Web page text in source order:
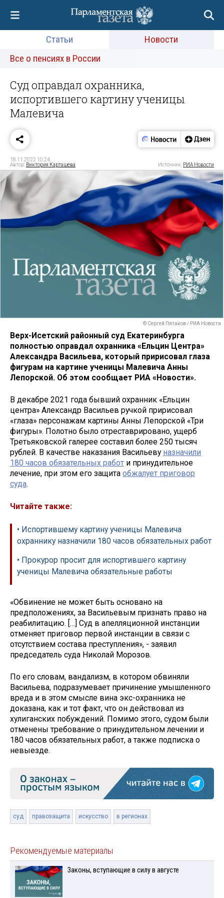
Статьи
Новости
Все о пенсиях в России
Суд оправдал охранника,
испортившего картину ученицы
Малевича
18.11.2022 10:24
Автор: Виктория Карташева Источник: РИА Новости
© Сергей Пятаков / РИА Новости
Верх-Исетский районный суд Екатеринбурга
полностью оправдал охранника «Ельцин Центра»
Александра Васильева, который пририсовал глаза
фигурам на картине ученицы Малевича Анны
Лепорской. Об этом сообщает РИА «Новости».
В декабре 2021 года бывший охранник «Ельцин
центра» Александр Васильев ручкой пририсовал
«глаза» персонажам картины Анны Лепорской «Три
фигуры». Полотно было отреставрировано, ущерб
Третьяковской галерее составил более 250 тысяч
рублей. В качестве наказания Васильеву назначили
180 часов обязательных работ и принудительное
лечение, при этом его защита обжалует приговор
суда.
Читайте также:
• Испортившему картину ученицы Малевича
охраннику назначили 180 часов обязательных работ
• Прокурор просит для испортившего картину
ученицы Малевича обязательные работы
«Обвинение не может быть основано на
предположениях, за Васильевым признать право на
реабилитацию. […] Суд в апелляционной инстанции
отменяет приговор первой инстанции в связи с
отсутствием состава преступления», - заявил
председатель суда Николай Морозов.
По его словам, вандализм, в котором обвиняли
Васильева, подразумевает причинение умышленного
вреда и в этом смысле вина экс-охранника не
доказана, как и тот факт, что он действовал из
хулиганских побуждений. Помимо этого, судом были
отменены требование о принудительном лечении и
180 часов обязательных работ, а также подписка о
невыезде.
суд правозащита искусство в регионах
Рекомендуемые материалы
Законы, вступающие в силу в августе